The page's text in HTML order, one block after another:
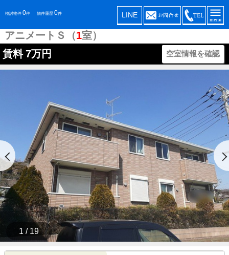
検討物件 0件 物件履歴 0件 LINE
アニメートＳ（1室）
賃料 7万円 空室情報を確認
1 / 19